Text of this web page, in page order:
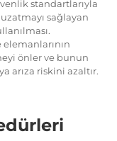
standartlarıyla
sağlayan
elemanlarının
önler ve bunun
arıza riskini azaltır.